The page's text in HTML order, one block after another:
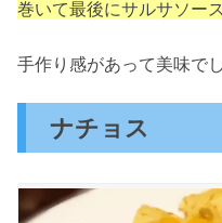
巻いて最後にサルサソー
手作り感があって美味で
ナチョス